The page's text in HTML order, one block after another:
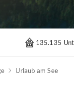
135.135
Urlaub am See